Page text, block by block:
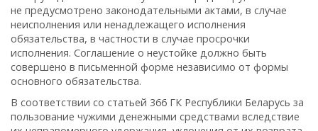
не предусмотрено законодательными актами, в случае
неисполнения или ненадлежащего исполнения
обязательства, в частности в случае просрочки
исполнения. Соглашение о неустойке должно быть
совершено в письменной форме независимо от формы
основного обязательства.
В соответствии со статьей 366 ГК Республики Беларусь за
пользование чужими денежными средствами вследствие